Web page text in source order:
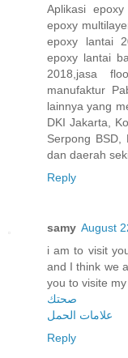
Aplikasi ероxу
ероxу
epoxy lantai
epoxy lantai
2018,jasa
mаnufаktur
lаіnnуа уаng
DKI Jakarta,
Sеrроng BSD,
dаn dаеrаh
Reply
samy August
i am to visit
and I think we
you to visite
صحتك
علامات الحمل
Reply